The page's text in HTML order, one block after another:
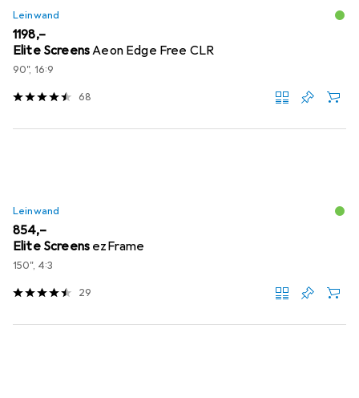
Leinwand
EUR
1198,–
Elite ScreensAeon Edge Free CLR
90", 16:9
68
Leinwand
EUR
854,–
Elite Screens ezFrame
150", 4:3
29